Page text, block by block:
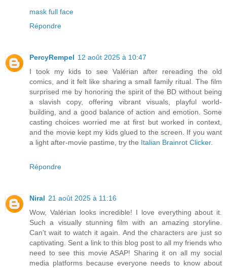
mask full face
Répondre
PercyRempel 12 août 2025 à 10:47
I took my kids to see Valérian after rereading the old
comics, and it felt like sharing a small family ritual. The film
surprised me by honoring the spirit of the BD without being
a slavish copy, offering vibrant visuals, playful world-
building, and a good balance of action and emotion. Some
casting choices worried me at first but worked in context,
and the movie kept my kids glued to the screen. If you want
a light after-movie pastime, try the Italian Brainrot Clicker.
Répondre
Niral 21 août 2025 à 11:16
Wow, Valérian looks incredible! I love everything about it.
Such a visually stunning film with an amazing storyline.
Can't wait to watch it again. And the characters are just so
captivating. Sent a link to this blog post to all my friends who
need to see this movie ASAP! Sharing it on all my social
media platforms because everyone needs to know about